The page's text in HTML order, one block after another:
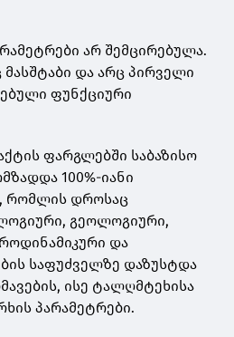
არ შემცირებულა.
და არც პირველი
ფუნქციური
ფარგლებში საბაზისო
100%-იანი
რომლის დროსაც
გეოლოგიური,
და
საფუძველზე დაზუსტდა
ისე ტალღმტეხისა
პარამეტრები.